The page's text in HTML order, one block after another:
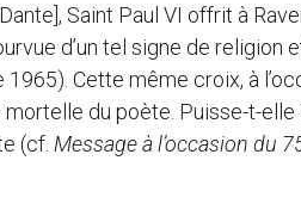
Saint Paul VI offrit à
d’un tel signe de religion
1965). Cette même croix, à
du poète. Puisse-t-elle
(cf. Message à l’occasion du